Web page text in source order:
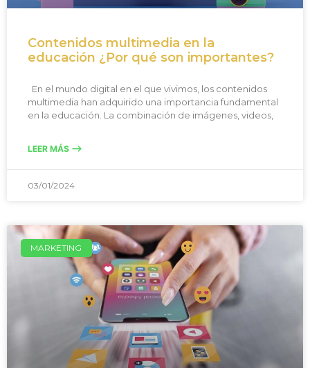
Contenidos multimedia en la
educación ¿Por qué son importantes?
En el mundo digital en el que vivimos, los contenidos
multimedia han adquirido una importancia fundamental
en la educación. La combinación de imágenes, videos,
LEER MÁS -->
03/01/2024
MARKETING